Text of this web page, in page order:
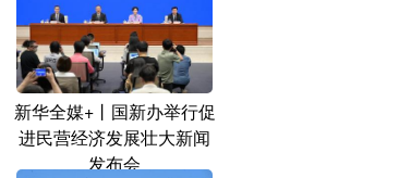
新华全媒+丨国新办举行促
进民营经济发展壮大新闻
发布会